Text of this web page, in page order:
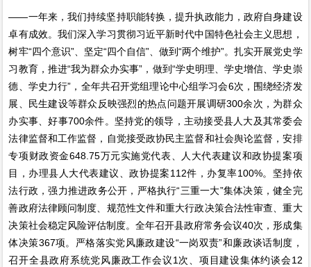
——一年来，我们持续坚持职能转换，提升执政能力，政府自身建设
卓有成效。我们深入学习贯彻习近平新时代中国特色社会主义思想，
树牢“四个意识”、坚定“四个自信”、做到“两个维护”。扎实开展党史学
习教育，推进“我为群众办实事”，做到“学史明理、学史增信、学史崇
德、学史力行”，全年共召开党组理论中心组学习会6次，围绕经济发
展、民生建设等群众反映强烈的热点问题开展调研300余次，为群众
办实事、好事700余件。坚持党的领导，主动接受县人大及其常委会
法律监督和工作监督，自觉接受政协民主监督和社会舆论监督，安排
专项财政资金648.75万元实施党代表、人大代表建议和政协提案项
目，办理县人大代表建议、政协提案112件，办复率100%。坚持依
法行政，强力推进政务公开，严格执行“三重一大”集体决策，健全完
善政府法律顾问制度、规范性文件和重大行政决策合法性审查、重大
决策社会稳定风险评估制度。全年召开县政府常务会议40次，形成集
体决策367项。严格落实党风廉政建设“一岗双责”和廉政谈话制度，
召开全县政府系统党风廉政工作会议1次、项目建设集体约谈会12